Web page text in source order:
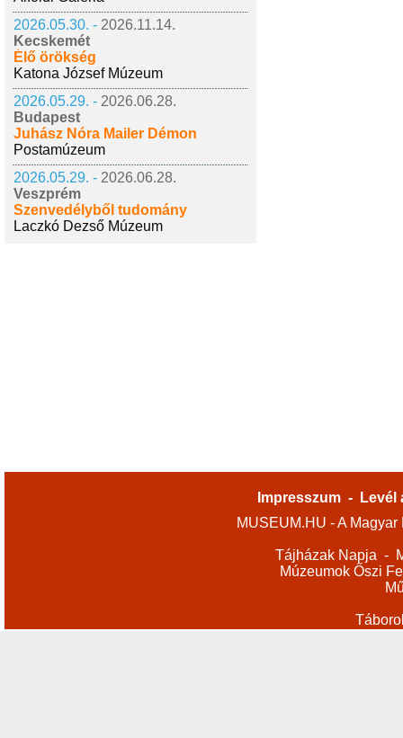
2026.05.30. - 2026.11.14.
Kecskemét
Élő örökség
Katona József Múzeum
2026.05.29. - 2026.06.28.
Budapest
Juhász Nóra Mailer Démon
Postamúzeum
2026.05.29. - 2026.06.28.
Veszprém
Szenvedélyből tudomány
Laczkó Dezső Múzeum
Impresszum -
Levél
MUSEUM.HU - A
Tájházak Napja -
Múzeumok Őszi